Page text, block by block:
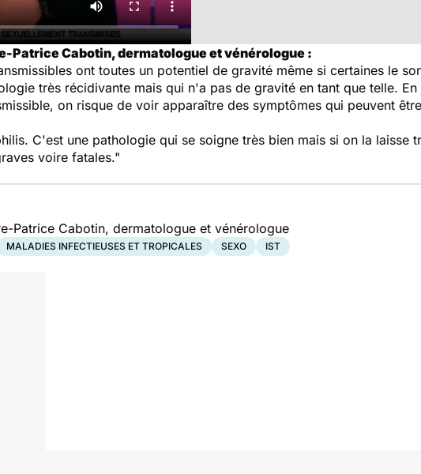
Patrice Cabotin, dermatologue et vénérologue :
ont toutes un potentiel de gravité même si certaines le
très récidivante mais qui n'a pas de gravité en tant que telle.
on risque de voir apparaître des symptômes qui peuvent
C'est une pathologie qui se soigne très bien mais si on la laisse
voire fatales."
Patrice Cabotin, dermatologue et vénérologue
MALADIES INFECTIEUSES ET TROPICALES SEXO IST